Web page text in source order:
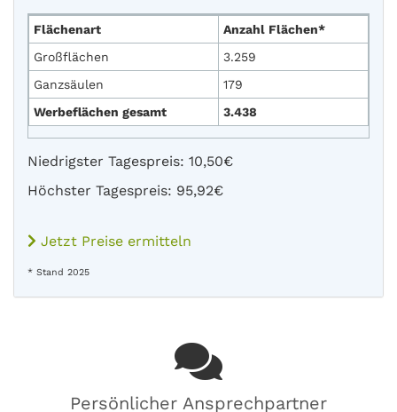
Flächenart
Anzahl Flächen*
Großflächen
3.259
Ganzsäulen
179
Werbeflächen gesamt
3.438
Niedrigster Tagespreis: 10,50€
Höchster Tagespreis: 95,92€
Jetzt Preise ermitteln
* Stand 2025
Persönlicher Ansprechpartner